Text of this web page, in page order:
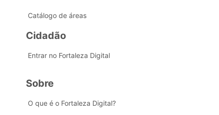
Catálogo de áreas
Cidadão
Entrar no Fortaleza Digital
Sobre
O que é o Fortaleza Digital?